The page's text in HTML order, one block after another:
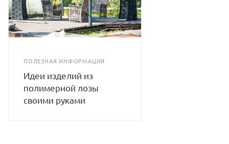
ПОЛЕЗНАЯ ИНФОРМАЦИЯ
Идеи изделий из
полимерной лозы
своими руками